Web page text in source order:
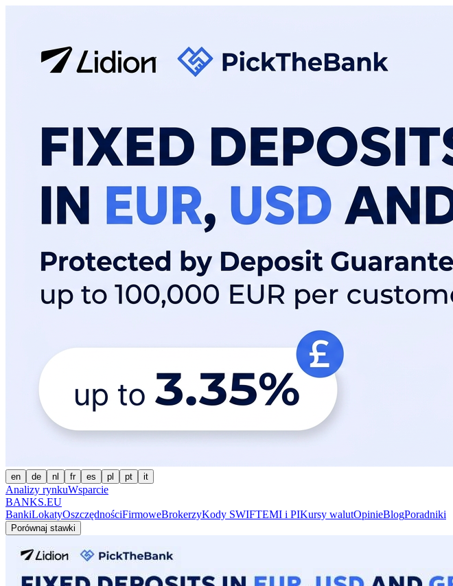
en de nl fr es pl pt it
Analizy rynkuWsparcie
BANKS.EU
BankiLokatyOszczędnościFirmoweBrokerzyKody SWIFTEMI i PIKursy walutOpinieBlogPoradniki
Porównaj stawki